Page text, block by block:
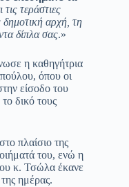
τεράστιες
αρχή, τη
δίπλα σας.»
η καθηγήτρια
όπου οι
είσοδο του
δικό τους
πλαίσιο της
του, ενώ η
κ. Τσώλα έκανε
ημέρας.